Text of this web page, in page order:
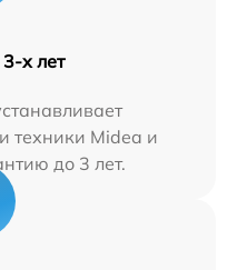
х лет
техники Midea и
до 3 лет.